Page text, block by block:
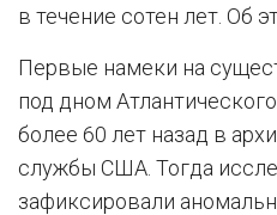
в течение сотен лет. Об
Первые намеки на
под дном
более 60 лет назад в
службы США. Тогда
зафиксировали